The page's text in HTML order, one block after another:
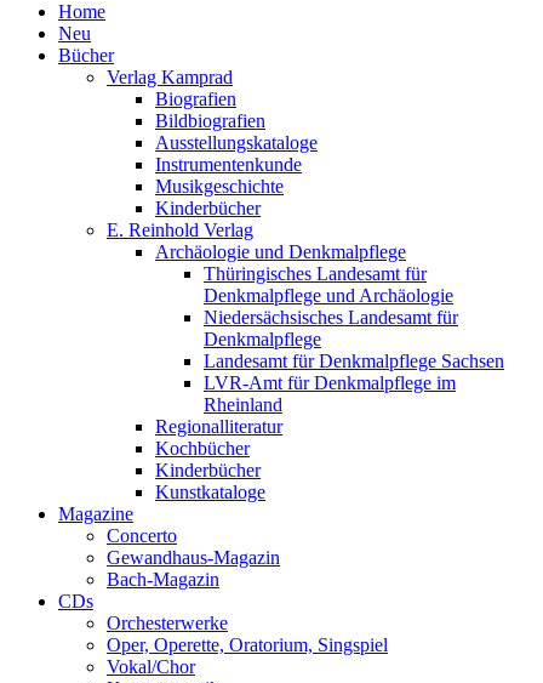
Home
Neu
Bücher
Verlag Kamprad
Biografien
Bildbiografien
Ausstellungskataloge
Instrumentenkunde
Musikgeschichte
Kinderbücher
E. Reinhold Verlag
Archäologie und Denkmalpflege
Thüringisches Landesamt für
Denkmalpflege und Archäologie
Niedersächsisches Landesamt für
Denkmalpflege
Landesamt für Denkmalpflege Sachsen
LVR-Amt für Denkmalpflege im
Rheinland
Regionalliteratur
Kochbücher
Kinderbücher
Kunstkataloge
Magazine
Concerto
Gewandhaus-Magazin
Bach-Magazin
CDs
Orchesterwerke
Oper, Operette, Oratorium, Singspiel
Vokal/Chor